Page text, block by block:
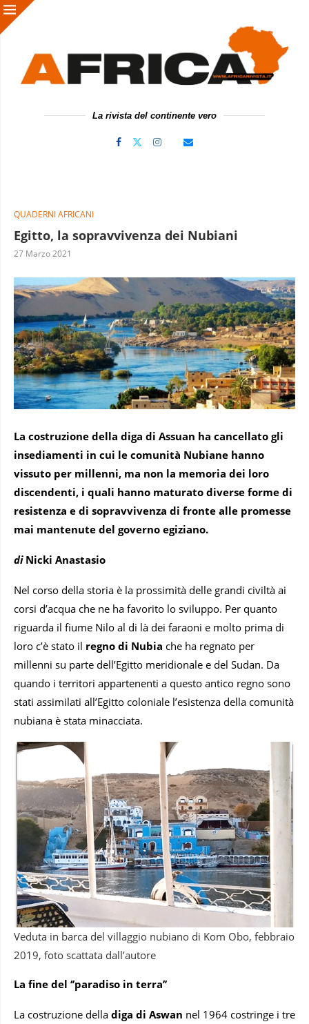
La rivista del continente vero
QUADERNI AFRICANI
Egitto, la sopravvivenza dei Nubiani
27 Marzo 2021
La costruzione della diga di Assuan ha cancellato gli
insediamenti in cui le comunità Nubiane hanno
vissuto per millenni, ma non la memoria dei loro
discendenti, i quali hanno maturato diverse forme di
resistenza e di sopravvivenza di fronte alle promesse
mai mantenute del governo egiziano.
diNicki Anastasio
Nel corso della storia è la prossimità delle grandi civiltà ai
corsi d’acqua che ne ha favorito lo sviluppo. Per quanto
riguarda il fiume Nilo al di là dei faraoni e molto prima di
loro c’è stato il regno di Nubia che ha regnato per
millenni su parte dell’Egitto meridionale e del Sudan. Da
quando i territori appartenenti a questo antico regno sono
stati assimilati all’Egitto coloniale l’esistenza della comunità
nubiana è stata minacciata.
Veduta in barca del villaggio nubiano di Kom Obo, febbraio
2019, foto scattata dall’autore
La fine del ‘’paradiso in terra’’
La costruzione della diga di Aswan nel 1964 costringe i tre